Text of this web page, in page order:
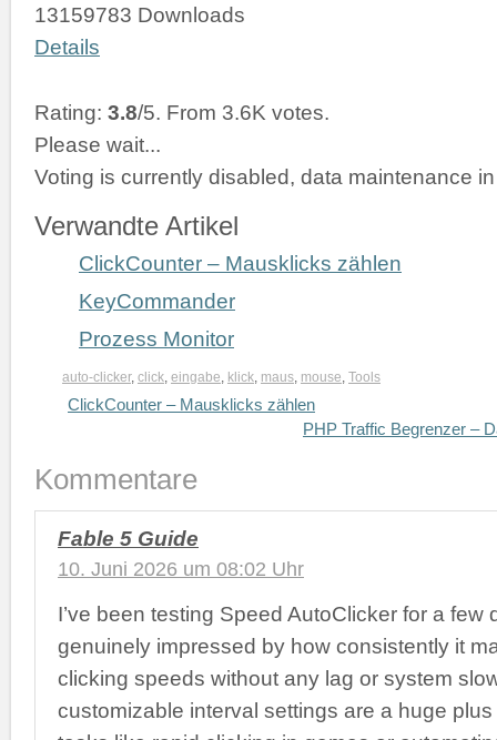
13159783 Downloads
Details
Rating: 3.8/5. From 3.6K votes.
Please wait...
Voting is currently disabled, data maintenance
Verwandte Artikel
ClickCounter – Mausklicks zählen
KeyCommander
Prozess Monitor
auto-clicker, click, eingabe, klick, maus, mouse, Tools
ClickCounter – Mausklicks zählen
PHP Traffic Begrenzer –
Kommentare
Fable 5 Guide
10. Juni 2026 um 08:02 Uhr
I’ve been testing Speed AutoClicker for a few
genuinely impressed by how consistently it
clicking speeds without any lag or system
customizable interval settings are a huge